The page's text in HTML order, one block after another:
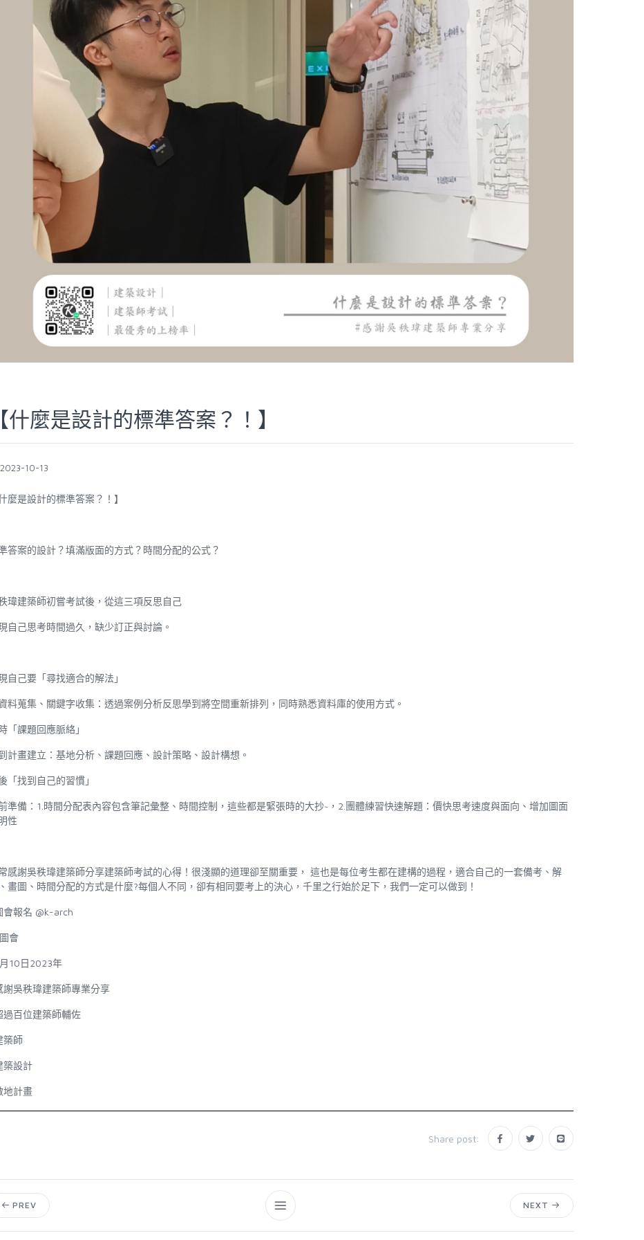
【什麼是設計的標準答案？！】
2023-10-13
什麼是設計的標準答案？！】
答案的設計？填滿版面的方式？時間分配的公式？
瑋建築師初嘗考試後，從這三項反思自己
自己思考時間過久，缺少訂正與討論。
自己要「尋找適合的解法」
料蒐集、關鍵字收集：透過案例分析反思學到將空間重新排列，同時熟悉資料庫的使用方式。
「課題回應脈絡」
計畫建立：基地分析、課題回應、設計策略、設計構想。
「找到自己的習慣」
準備： 1.時間分配表內容包含筆記彙整、時間控制，這些都是緊張時的大抄~ ， 2.團體練習快速解題：價快思考速度與面向、增加圖面
性
感謝吳秩瑋建築師分享建築師考試的心得！很淺顯的道理卻至關重要， 這也是每位考生都在建構的過程，適合自己的一套備考、解
畫圖、時間分配的方式是什麼?每個人不同，卻有相同要考上的決心，千里之行始於足下，我們一定可以做到！
會報名 @k-arch
會
月 10日2023年
謝吳秩瑋建築師專業分享
過百位建築師輔佐
築師
築設計
地計畫
Share post:
PREV NEXT